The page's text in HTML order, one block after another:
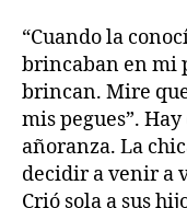
“Cuando la
brincaban en mi
brincan. Mire
mis pegues”.
añoranza. La
decidir a venir a
Crió sola a sus